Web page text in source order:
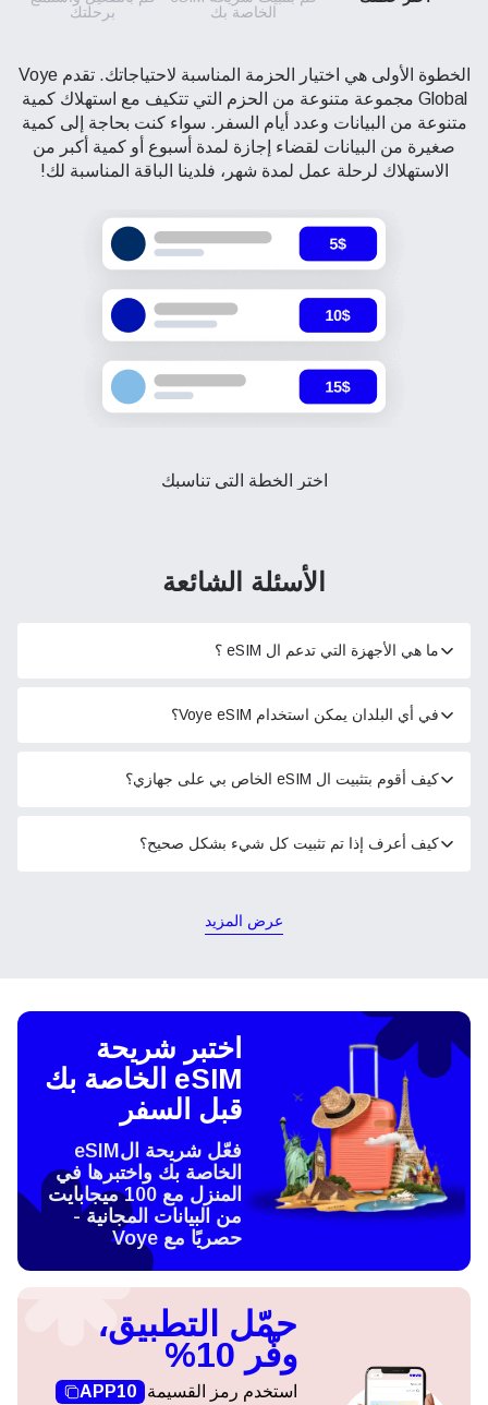
الخاصة بك
برحلتك
الخطوة الأولى هي اختيار الحزمة المناسبة لاحتياجاتك. تقدم Voye
Global مجموعة متنوعة من الحزم التي تتكيف مع استهلاك كمية
متنوعة من البيانات وعدد أيام السفر. سواء كنت بحاجة إلى كمية
صغيرة من البيانات لقضاء إجازة لمدة أسبوع أو كمية أكبر من
الاستهلاك لرحلة عمل لمدة شهر، فلدينا الباقة المناسبة لك!
اختر الخطة التي تناسبك
الأسئلة الشائعة
ما هي الأجهزة التي تدعم ال eSIM ؟
في أي البلدان يمكن استخدام Voye eSIM؟
كيف أقوم بتثبيت ال eSIM الخاص بي على جهازي؟
كيف أعرف إذا تم تثبيت كل شيء بشكل صحيح؟
عرض المزيد
اختبر شريحة
eSIM الخاصة بك
قبل السفر
فعّل شريحة الeSIM
الخاصة بك واختبرها في
المنزل مع 100 ميجابايت
من البيانات المجانية -
حصريًا مع Voye
حمّل التطبيق،
وفّر 10%
استخدم رمز القسيمة
APP10